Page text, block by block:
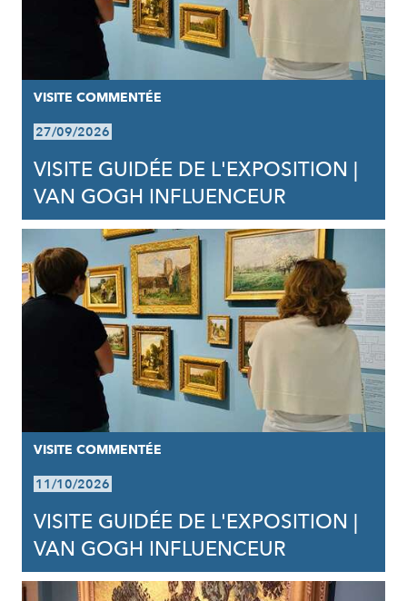
VISITE COMMENTÉE
27/09/2026
VISITE GUIDÉE DE L'EXPOSITION |
VAN GOGH INFLUENCEUR
VISITE COMMENTÉE
11/10/2026
VISITE GUIDÉE DE L'EXPOSITION |
VAN GOGH INFLUENCEUR